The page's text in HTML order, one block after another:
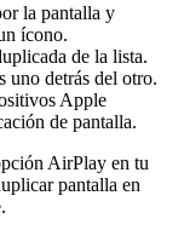
la pantalla y
ícono.
de la lista.
uno detrás del otro.
Apple
de pantalla.
AirPlay en tu
pantalla en